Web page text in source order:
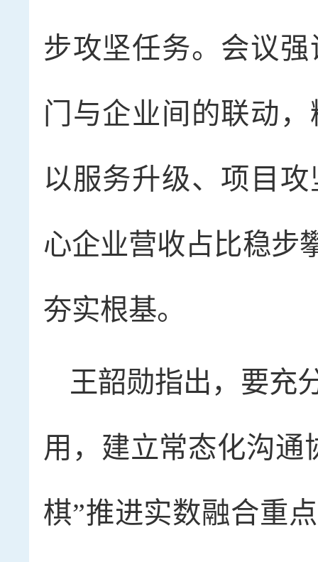
步攻坚任务。会议
门与企业间的联动
以服务升级、项目
心企业营收占比稳步
夯实根基。
王韶勋指出，要充
用，建立常态化沟通
棋”推进实数融合重